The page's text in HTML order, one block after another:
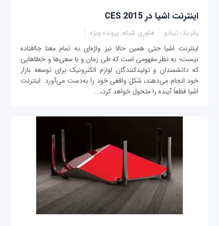
اینترنت اشیا در CES 2015
پاتریک تیبادو فناوری شبکه, پرونده ویژه
اینترنت اشیا حتی همین حالا نیز واژه‌ای به ‌تمام‌ معنا جاافتاده
نیست؛ به نظر مفهومی است که طی زمان و با سعی‌ها و خطاهایی
که دانشمندان و تولیدکنندگان لوازم الکترونیک برای توسعه بازار
خود انجام می‌دهند، شکل واقعی خود را به‌دست می‌آورد. اینترنت
اشیا قطعاً آینده را متحول خواهد کرد،...